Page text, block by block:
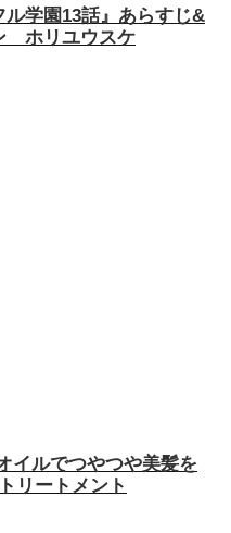
ル学園13話』あらすじ&
ホリユウスケ
イルでつやつや美髪を
リートメント